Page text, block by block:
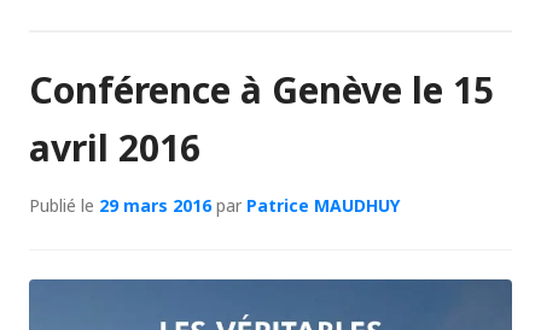
Conférence à Genève le 15
avril 2016
Publié le 29 mars 2016par Patrice MAUDHUY